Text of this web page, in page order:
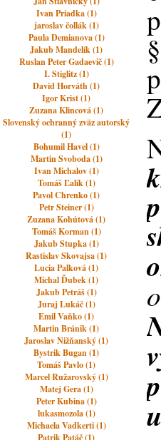
Ivan Priadka (1)
jaroslav čollák (1)
Paula Demianova (1)
Jakub Mandelík (1)
Ruslan Peter Gadaevič (1)
I. Stiglitz (1)
David Horváth (1)
Igor Krist (1)
Zuzana Klincová (1)
Slovenský ochranný zväz autorský
(1)
Bohumil Havel (1)
Martin Svoboda (1)
Ivan Michalov (1)
Tomáš Ľalík (1)
Pavol Chrenko (1)
Petr Steiner (1)
Zuzana Kohútová (1)
Tomáš Korman (1)
Jakub Stupka (1)
Rastislav Skovajsa (1)
Lucia Palková (1)
Michal Ďubek (1)
Jakub Petráš (1)
Juraj Lukáč (1)
Emil Vaňko (1)
Martin Bránik (1)
Jaroslav Nižňanský (1)
Bystrik Bugan (1)
Tomáš Pavlo (1)
Marcel Ružarovský (1)
Matej Gera (1)
Peter Kubina (1)
lukasmozola (1)
Michaela Vadkerti (1)
Patrik Patáč (1)
k